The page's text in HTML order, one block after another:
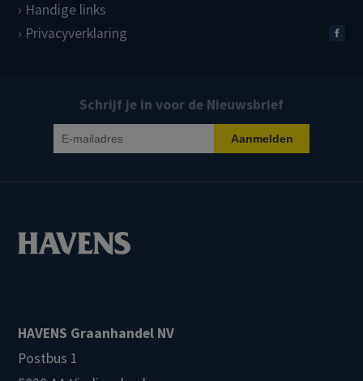
Handige links
Privacyverklaring
Schrijf je in voor de Nieuwsbrief
HAVENS Graanhandel NV
Postbus 1